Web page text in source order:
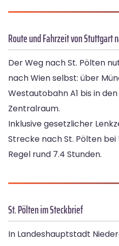
Route und Fahrzeit von Stuttgart
Der Weg nach St. Pölten
nach Wien selbst: über
Westautobahn A1 bis in
Zentralraum.
Inklusive gesetzlicher
Strecke nach St. Pölten
Regel rund 7.4 Stunden.
St. Pölten im Steckbrief
In Landeshauptstadt